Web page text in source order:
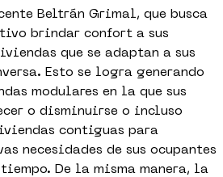
Beltrán Grimal, que busca
brindar confort a sus
que se adaptan a sus
Esto se logra generando
modulares en la que sus
o disminuirse o incluso
contiguas para
necesidades de sus ocupantes
De la misma manera, la